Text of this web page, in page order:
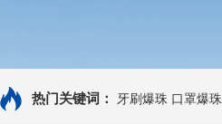
热门关键词： 牙刷爆珠 口罩爆珠